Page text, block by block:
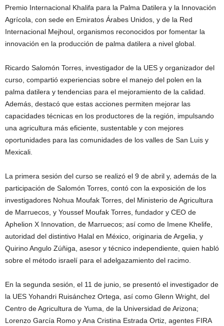
Premio Internacional Khalifa para la Palma Datilera y la Innovación
Agrícola, con sede en Emiratos Árabes Unidos, y de la Red
Internacional Mejhoul, organismos reconocidos por fomentar la
innovación en la producción de palma datilera a nivel global.
Ricardo Salomón Torres, investigador de la UES y organizador del
curso, compartió experiencias sobre el manejo del polen en la
palma datilera y tendencias para el mejoramiento de la calidad.
Además, destacó que estas acciones permiten mejorar las
capacidades técnicas en los productores de la región, impulsando
una agricultura más eficiente, sustentable y con mejores
oportunidades para las comunidades de los valles de San Luis y
Mexicali.
La primera sesión del curso se realizó el 9 de abril y, además de la
participación de Salomón Torres, contó con la exposición de los
investigadores Nohua Moufak Torres, del Ministerio de Agricultura
de Marruecos, y Youssef Moufak Torres, fundador y CEO de
Aphelion X Innovation, de Marruecos; así como de Imene Khelife,
autoridad del distintivo Halal en México, originaria de Argelia, y
Quirino Angulo Zúñiga, asesor y técnico independiente, quien habló
sobre el método israelí para el adelgazamiento del racimo.
En la segunda sesión, el 11 de junio, se presentó el investigador de
la UES Yohandri Ruisánchez Ortega, así como Glenn Wright, del
Centro de Agricultura de Yuma, de la Universidad de Arizona;
Lorenzo García Romo y Ana Cristina Estrada Ortiz, agentes FIRA